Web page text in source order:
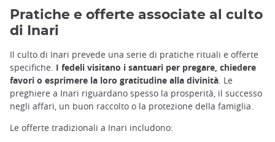
Pratiche e offerte associate al culto
di Inari
Il culto di Inari prevede una serie di pratiche rituali e offerte
specifiche. I fedeli visitano i santuari per pregare, chiedere
favori o esprimere la loro gratitudine alla divinità. Le
preghiere a Inari riguardano spesso la prosperità, il successo
negli affari, un buon raccolto o la protezione della famiglia.
Le offerte tradizionali a Inari includono: